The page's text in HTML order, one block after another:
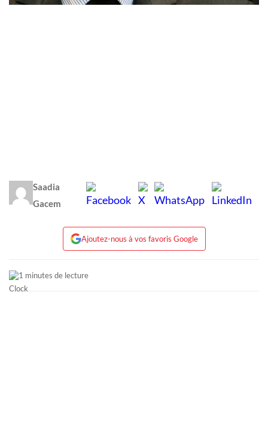
Saadia
Gacem
Ajoutez-nous à vos favoris Google
1 minutes de lecture